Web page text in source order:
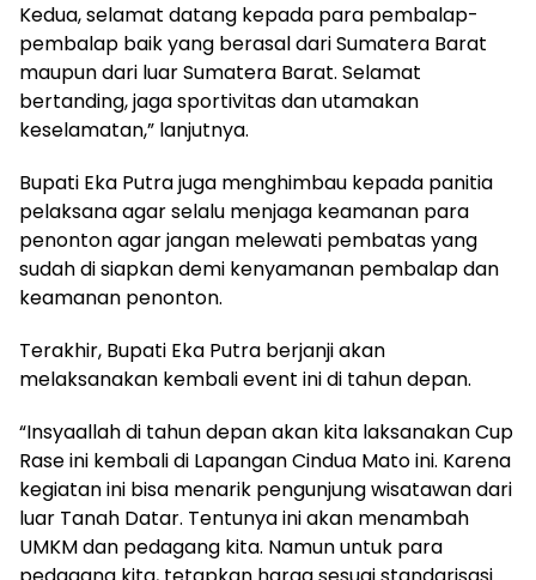
Kedua, selamat datang kepada para pembalap-
pembalap baik yang berasal dari Sumatera Barat
maupun dari luar Sumatera Barat. Selamat
bertanding, jaga sportivitas dan utamakan
keselamatan,” lanjutnya.
Bupati Eka Putra juga menghimbau kepada panitia
pelaksana agar selalu menjaga keamanan para
penonton agar jangan melewati pembatas yang
sudah di siapkan demi kenyamanan pembalap dan
keamanan penonton.
Terakhir, Bupati Eka Putra berjanji akan
melaksanakan kembali event ini di tahun depan.
“Insyaallah di tahun depan akan kita laksanakan Cup
Rase ini kembali di Lapangan Cindua Mato ini. Karena
kegiatan ini bisa menarik pengunjung wisatawan dari
luar Tanah Datar. Tentunya ini akan menambah
UMKM dan pedagang kita. Namun untuk para